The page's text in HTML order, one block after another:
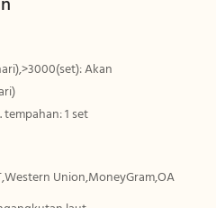
Akan
1 set
Union,MoneyGram,OA